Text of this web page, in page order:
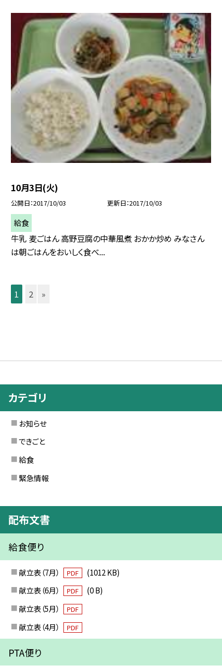
10月3日(火)
公開日 2017/10/03 更新日 2017/10/03
給食
牛乳 麦ごはん 高野豆腐の中華風煮 おかか炒め みなさん
は朝ごはんをおいしく食べ...
1 2 »
カテゴリ
お知らせ
できごと
給食
緊急情報
配布文書
給食便り
献立表（7月） PDF
(1012 KB)
献立表（6月）
PDF
(0 B)
献立表（5月）
PDF
献立表（4月） PDF
PTA便り